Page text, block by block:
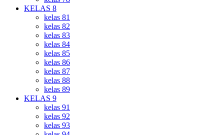
KELAS 8
kelas 81
kelas 82
kelas 83
kelas 84
kelas 85
kelas 86
kelas 87
kelas 88
kelas 89
KELAS 9
kelas 91
kelas 92
kelas 93